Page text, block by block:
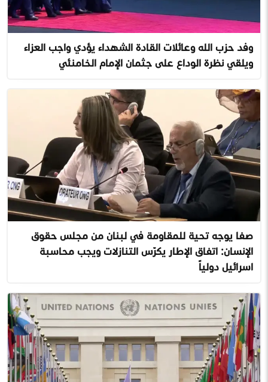
وفد حزب الله وعائلات القادة الشهداء يؤدي واجب العزاء
ويلقي نظرة الوداع على جثمان الإمام الخامنئي
صفا يوجه تحية للمقاومة في لبنان من مجلس حقوق
الإنسان: اتفاق الإطار يكرّس التنازلات ويجب محاسبة
اسرائيل دولياً